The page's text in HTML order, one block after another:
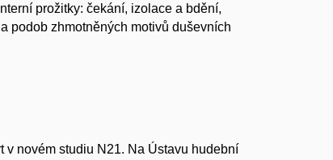
prožitky: čekání, izolace a bdění,
podob zhmotněných motivů duševních
novém studiu N21. Na Ústavu hudební